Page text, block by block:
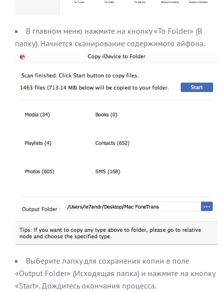
В главном меню нажмите на кнопку «To Folder» (В
папку). Начнется сканирование содержимого айфона.
Выберите папку для сохранения копии в поле
«Output Folder» (Исходящая папка) и нажмите на кнопку
«Start». Дождитесь окончания процесса.